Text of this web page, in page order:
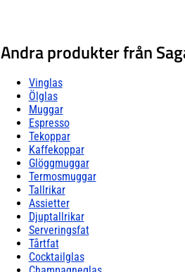
Andra produkter från
Vinglas
Ölglas
Muggar
Espresso
Tekoppar
Kaffekoppar
Glöggmuggar
Termosmuggar
Tallrikar
Assietter
Djuptallrikar
Serveringsfat
Tårtfat
Cocktailglas